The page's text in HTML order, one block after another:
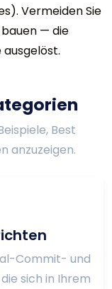
Vermeiden Sie
— die
Best
anzuzeigen.
Commit- und
sich in Ihrem